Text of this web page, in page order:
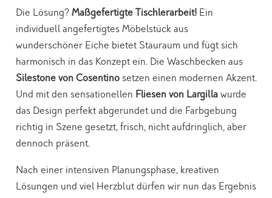
Die Lösung? Maßgefertigte Tischlerarbeit!Ein
individuell angefertigtes Möbelstück aus
wunderschöner Eiche bietet Stauraum und fügt sich
harmonisch in das Konzept ein. Die Waschbecken aus
Silestone von Cosentinosetzen einen modernen Akzent.
Und mit den sensationellen Fliesen von Largillawurde
das Design perfekt abgerundet und die Farbgebung
richtig in Szene gesetzt, frisch, nicht aufdringlich, aber
dennoch präsent.
Nach einer intensiven Planungsphase, kreativen
Lösungen und viel Herzblut dürfen wir nun das Ergebnis